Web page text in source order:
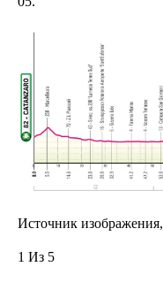
Источник изображения,
1 Из 5